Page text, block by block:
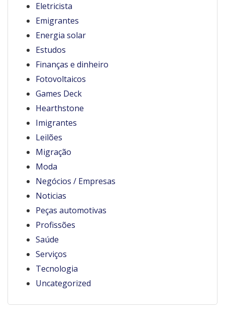
Eletricista
Emigrantes
Energia solar
Estudos
Finanças e dinheiro
Fotovoltaicos
Games Deck
Hearthstone
Imigrantes
Leilões
Migração
Moda
Negócios / Empresas
Noticias
Peças automotivas
Profissões
Saúde
Serviços
Tecnologia
Uncategorized